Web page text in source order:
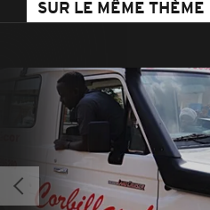
SUR LE MÊME THÈME